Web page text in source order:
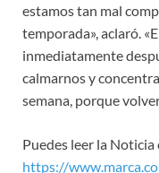
estamos tan mal
temporada», aclaró.
inmediatamente
calmarnos y
semana, porque
Puedes leer la Noticia
https://